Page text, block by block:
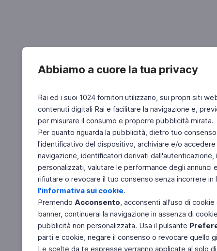
Abbiamo a cuore la tua privacy
Rai ed i suoi 1024 fornitori utilizzano, sui propri siti
contenuti digitali Rai e facilitare la navigazione e,
per misurare il consumo e proporre pubblicità mirata.
Per quanto riguarda la pubblicità, dietro tuo
l'identificativo del dispositivo, archiviare e/o
navigazione, identificatori derivati
personalizzati, valutare le performance degli
rifiutare o revocare il tuo consenso senza incorrere
l'informativa sui cookie.
Premendo Acconsento, acconsenti all'uso di
banner, continuerai la navigazione in assenza di
pubblicità non personalizzata. Usa il pulsante
parti e cookie, negare il consenso o revocare quello
Le scelte da te espresse verranno applicate al solo